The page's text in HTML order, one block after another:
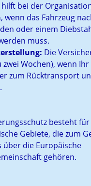
bei der
wenn das Fahrzeug
oder einem
muss.
Die
zwei Wochen), wenn
zum Rücktransport
besteht
Gebiete, die zum
über die Europäische
gehören.